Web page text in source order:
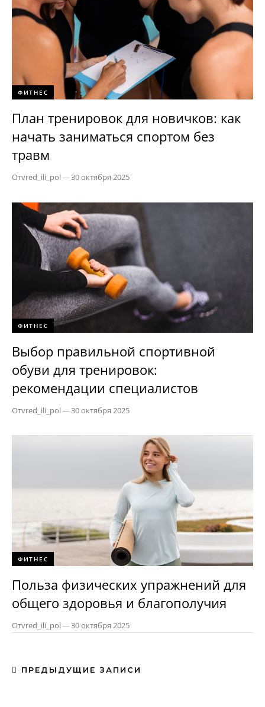
ФИТНЕС
План тренировок для новичков: как
начать заниматься спортом без
травм
Отvred_ili_pol—30 октября 2025
ФИТНЕС
Выбор правильной спортивной
обуви для тренировок:
рекомендации специалистов
Отvred_ili_pol—30 октября 2025
ФИТНЕС
Польза физических упражнений для
общего здоровья и благополучия
Отvred_ili_pol—30 октября 2025
ПРЕДЫДУЩИЕ ЗАПИСИ